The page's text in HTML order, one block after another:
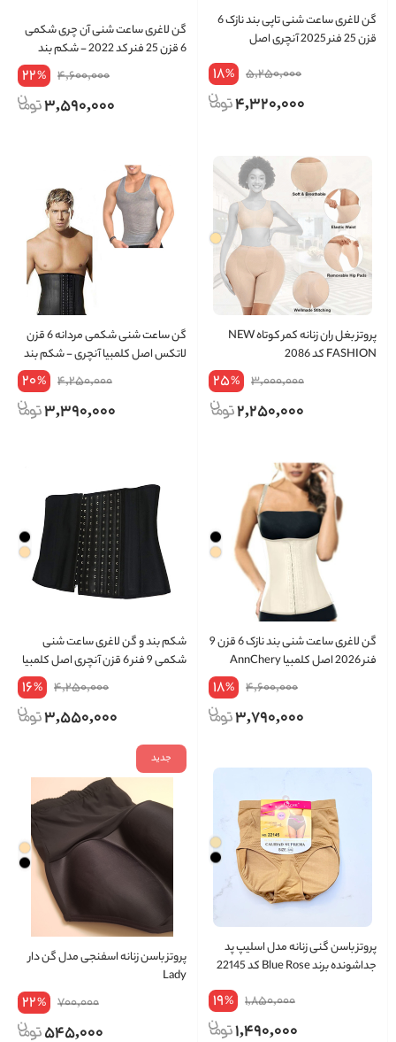
گن لاغری ساعت شنی تاپی بند نازک 6
قزن 25 فنر 2025 آنچری اصل
5,250,000
18%
4,320,000
گن لاغری ساعت شنی آن چری شکمی
6 قزن 25 فنر کد 2022 - شکم بند
4,600,000
22%
3,590,000
پروتز بغل ران زنانه کمر کوتاه NEW
FASHION کد 2086
3,000,000
25%
2,250,000
گن ساعت شنی شکمی مردانه 6 قزن
لاتکس اصل کلمبیا آنچری - شکم بند
4,250,000
20%
3,390,000
گن لاغری ساعت شنی بند نازک 6 قزن 9
فنر 2026 اصل کلمبیا AnnChery
4,600,000
18%
3,790,000
شکم بند و گن لاغری ساعت شنی
شکمی 9 فنر 6 قزن آنچری اصل کلمبیا
4,250,000
16%
3,550,000
پروتز باسن گنی زنانه مدل اسلیپ پد
جداشونده برند Blue Rose کد 22145
1,850,000
19%
1,490,000
جدید
پروتز باسن زنانه اسفنجی مدل گن دار
Lady
700,000
22%
545,000